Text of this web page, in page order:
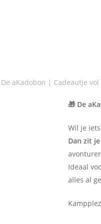
De aKadobon | Cadeautje
🎁 De
Wil je
Dan zit
Ideaal
alles al